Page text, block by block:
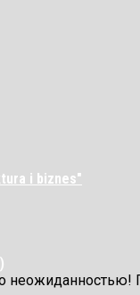
i biznes"
неожиданностью!